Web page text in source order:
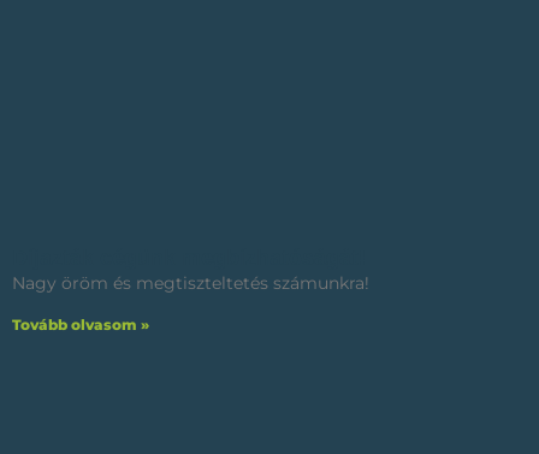
Nagy öröm és megtiszteltetés számunkra!
Tovább olvasom »